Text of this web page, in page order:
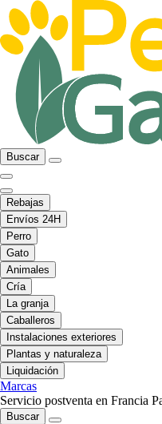
Buscar
Rebajas
Envíos 24H
Perro
Gato
Animales
Cría
La granja
Caballeros
Instalaciones exteriores
Plantas y naturaleza
Liquidación
Marcas
Servicio postventa en Francia
Buscar